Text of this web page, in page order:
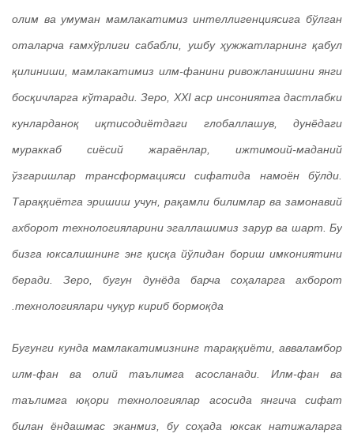
олим ва умуман мамлакатимиз интеллигенциясига бўлган
оталарча ғамхўрлиги сабабли, ушбу ҳужжатларнинг қабул
қилиниши, мамлакатимиз илм-фанини ривожланишини янги
босқичларга кўтаради. Зеро, XXI аср инсониятга дастлабки
кунларданоқ иқтисодиётдаги глобаллашув, дунёдаги
мураккаб сиёсий жараёнлар, ижтимоий-маданий
ўзгаришлар трансформацияси сифатида намоён бўлди.
Тараққиётга эришиш учун, рақамли билимлар ва замонавий
ахборот технологияларини эгаллашимиз зарур ва шарт. Бу
бизга юксалишнинг энг қисқа йўлидан бориш имкониятини
беради. Зеро, бугун дунёда барча соҳаларга ахборот
технологиялари чуқур кириб бормоқда.
Бугунги кунда мамлакатимизнинг тараққиёти, авваламбор
илм-фан ва олий таълимга асосланади. Илм-фан ва
таълимга юқори технологиялар асосида янгича сифат
билан ёндашмас эканмиз, бу соҳада юксак натижаларга